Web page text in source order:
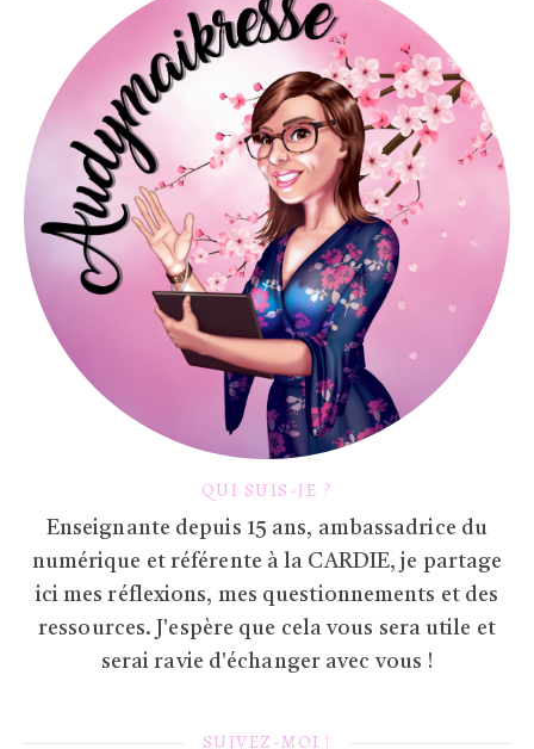
QUI SUIS-JE ?
Enseignante depuis 15 ans, ambassadrice du
numérique et référente à la CARDIE, je partage
ici mes réflexions, mes questionnements et des
ressources. J'espère que cela vous sera utile et
serai ravie d'échanger avec vous !
SUIVEZ-MOI !